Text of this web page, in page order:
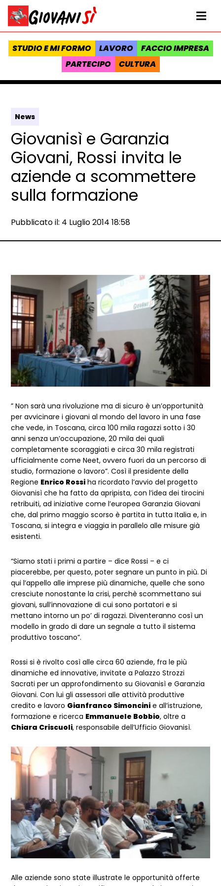
Vai al contenuto
Homepage Giovanisì - Progetto della Regione Toscana
STUDIO E MI FORMO LAVORO
FACCIO IMPRESA
PARTECIPO
CULTURA
News
Giovanisì e Garanzia
Giovani, Rossi invita le
aziende a scommettere
sulla formazione
Data e ora:
Pubblicato il: 4 Luglio 2014 18:58
Dettagli articolo
” Non sarà una rivoluzione ma di sicuro è un’opportunità
per avvicinare i giovani al mondo del lavoro in una fase
che vede, in Toscana, circa 100 mila ragazzi sotto i 30
anni senza un’occupazione, 20 mila dei quali
completamente scoraggiati e circa 30 mila registrati
ufficialmente come Neet, ovvero fuori da un percorso di
studio, formazione o lavoro”. Così il presidente della
Regione Enrico Rossi ha ricordato l’avvio del progetto
Giovanisì che ha fatto da apripista, con l’idea dei tirocini
retribuiti, ad iniziative come l’europea Garanzia Giovani
che, dal primo maggio scorso è partita in tutta Italia e, in
Toscana, si integra e viaggia in parallelo alle misure già
esistenti.
“Siamo stati i primi a partire – dice Rossi – e ci
piacerebbe, per questo, poter segnare un punto in più. Di
qui l’appello alle imprese più dinamiche, quelle che sono
cresciute nonostante la crisi, perchè scommettano sui
giovani, sull’innovazione di cui sono portatori e si
mettano intorno un po’ di ragazzi. Diventeranno così un
modello in grado di dare un segnale a tutto il sistema
produttivo toscano”.
Rossi si è rivolto così alle circa 60 aziende, fra le più
dinamiche ed innovative, invitate a Palazzo Strozzi
Sacrati per un approfondimento su Giovanisì e Garanzia
Giovani. Con lui gli assessori alle attività produttive
credito e lavoro Gianfranco Simoncini e all’istruzione,
formazione e ricerca Emmanuele Bobbio, oltre a
Chiara Criscuoli, responsabile dell’Ufficio Giovanisì.
Alle aziende sono state illustrate le opportunità offerte